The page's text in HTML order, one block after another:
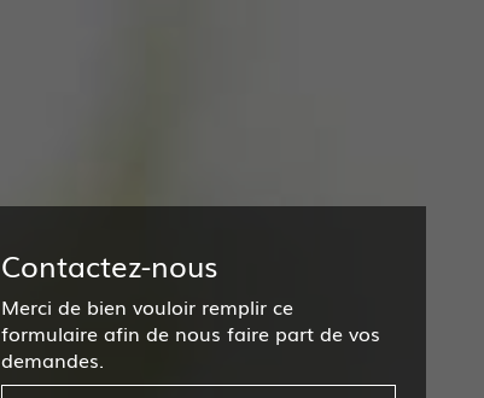
Contactez-nous
Merci de bien vouloir remplir ce
formulaire afin de nous faire part de vos
demandes.